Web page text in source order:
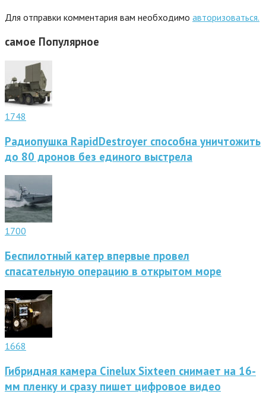
Для отправки комментария вам необходимо авторизоваться.
самое Популярное
1748
Радиопушка RapidDestroyer способна уничтожить
до 80 дронов без единого выстрела
1700
Беспилотный катер впервые провел
спасательную операцию в открытом море
1668
Гибридная камера Cinelux Sixteen снимает на 16-
мм пленку и сразу пишет цифровое видео